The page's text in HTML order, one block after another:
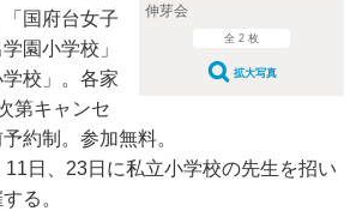
伸芽会
全 2 枚
拡大写真
「国府台女子
園小学校」
学校」。各家
第キャンセ
約制。参加無料。
日、23日に私立小学校の先生を招い
る。